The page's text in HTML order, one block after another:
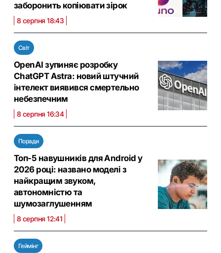
заборонить копіювати зірок
8 серпня 18:43
Світ
OpenAI зупиняє розробку
ChatGPT Astra: новий штучний
інтелект виявився смертельно
небезпечним
8 серпня 16:34
Поради
Топ-5 навушників для Android у
2026 році: названо моделі з
найкращим звуком,
автономністю та
шумозаглушенням
8 серпня 12:41
Геймінг